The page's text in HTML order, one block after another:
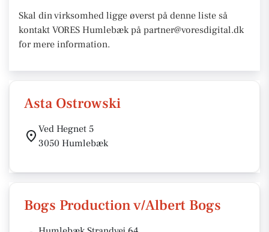
Skal din virksomhed ligge øverst på denne liste så
kontakt VORES Humlebæk på partner@voresdigital.dk
for mere information.
Asta Ostrowski
Ved Hegnet 5
3050 Humlebæk
Bogs Production v/Albert Bogs